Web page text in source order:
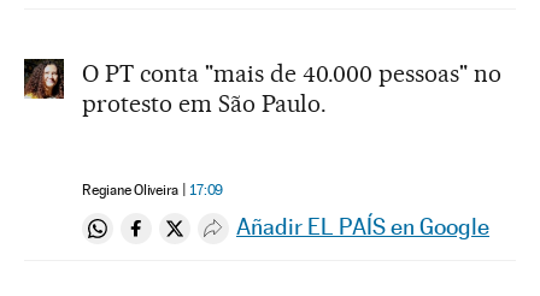
O PT conta "mais de 40.000 pessoas" no
protesto em São Paulo.
Regiane Oliveira 17:09
Compartir en Whatsapp
Compartir en Facebook
Compartir en Twitter
Desplegar Redes Sociales
Añadir EL PAÍS en Google